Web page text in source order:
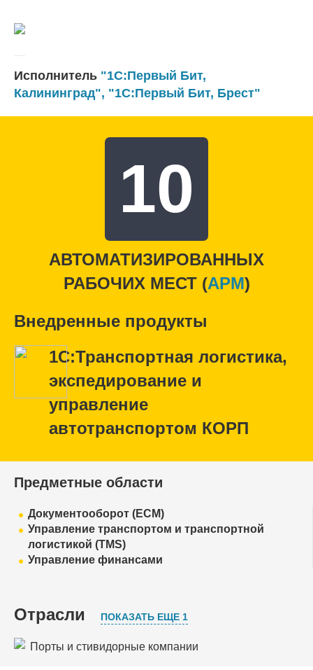
Исполнитель "1С:Первый Бит,
Калининград", "1С:Первый Бит, Брест"
10
АВТОМАТИЗИРОВАННЫХ
РАБОЧИХ МЕСТ (APM)
Внедренные продукты
1С:Транспортная логистика,
экспедирование и
управление
автотранспортом КОРП
Предметные области
Документооборот (ECM)
Управление транспортом и транспортной
логистикой (TMS)
Управление финансами
Отрасли ПОКАЗАТЬ ЕЩЕ 1
Порты и стивидорные компании